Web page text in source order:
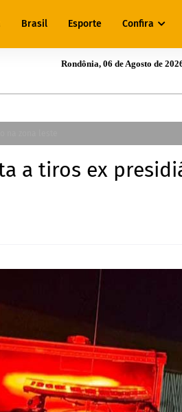
Brasil Esporte Confira
Rondônia, 06 de Agosto de
a tiros ex